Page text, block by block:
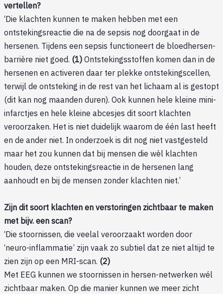
vertellen?
‘Die klachten kunnen te maken hebben met een
ontstekingsreactie die na de sepsis nog doorgaat in de
hersenen. Tijdens een sepsis functioneert de bloedhersen-
barrière niet goed. (1) Ontstekingsstoffen komen dan in de
hersenen en activeren daar ter plekke ontstekingscellen,
terwijl de ontsteking in de rest van het lichaam al is gestopt
(dit kan nog maanden duren). Ook kunnen hele kleine mini-
infarctjes en hele kleine abcesjes dit soort klachten
veroorzaken. Het is niet duidelijk waarom de één last heeft
en de ander niet. In onderzoek is dit nog niet vastgesteld
maar het zou kunnen dat bij mensen die wèl klachten
houden, deze ontstekingsreactie in de hersenen lang
aanhoudt en bij de mensen zonder klachten niet.’
Zijn dit soort klachten en verstoringen zichtbaar te maken
met bijv. een scan?
‘Die stoornissen, die veelal veroorzaakt worden door
‘neuro-inflammatie’ zijn vaak zo subtiel dat ze niet altijd te
zien zijn op een MRI-scan. (2)
Met EEG kunnen we stoornissen in hersen-netwerken wél
zichtbaar maken. Op die manier kunnen we meer zicht